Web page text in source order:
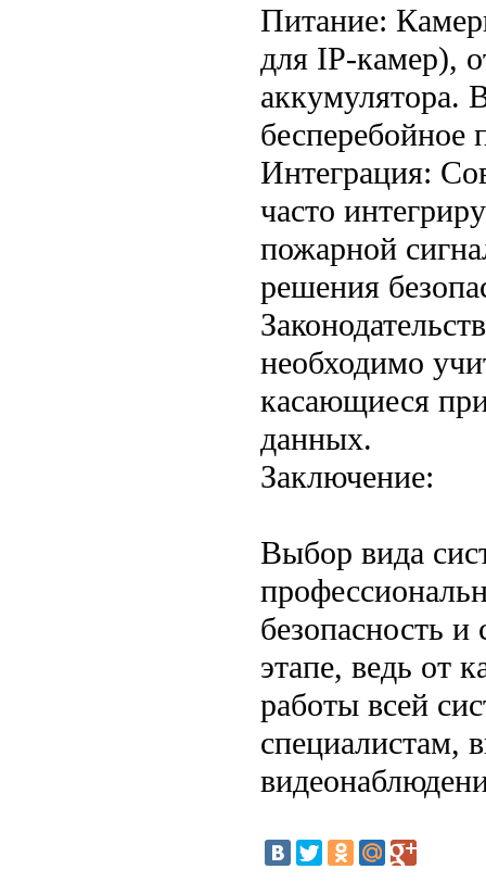
Питание:
для IP-камер),
аккумулятора.
бесперебойное
Интеграция:
часто
пожарной
решения
необходимо
касающиеся
данных.
Заключение:
Выбор вида
безопасность
этапе, ведь от
работы всей
специалистам,